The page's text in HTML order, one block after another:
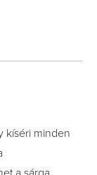
kíséri minden